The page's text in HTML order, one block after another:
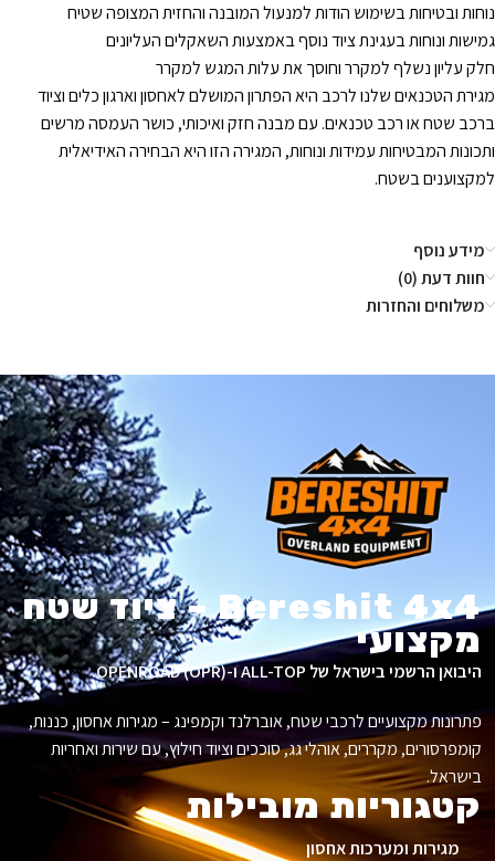
נוחות ובטיחות בשימוש הודות למנעול המובנה והחזית המצופה שטיח
גמישות ונוחות בעגינת ציוד נוסף באמצעות השאקלים העליונים
חלק עליון נשלף למקרר וחוסך את עלות המגש למקרר
מגירת הטכנאים שלנו לרכב היא הפתרון המושלם לאחסון וארגון כלים וציוד
ברכב שטח או רכב טכנאים. עם מבנה חזק ואיכותי, כושר העמסה מרשים
ותכונות המבטיחות עמידות ונוחות, המגירה הזו היא הבחירה האידיאלית
למקצוענים בשטח.
מידע נוסף
חוות דעת (0)
משלוחים והחזרות
Bereshit 4x4 – ציוד שטח
מקצועי
היבואן הרשמי בישראל של ALL-TOP ו-OPENROAD (OPR).
פתרונות מקצועיים לרכבי שטח, אוברלנד וקמפינג – מגירות אחסון, כננות,
קומפרסורים, מקררים, אוהלי גג, סוככים וציוד חילוץ, עם שירות ואחריות
בישראל.
קטגוריות מובילות
מגירות ומערכות אחסון